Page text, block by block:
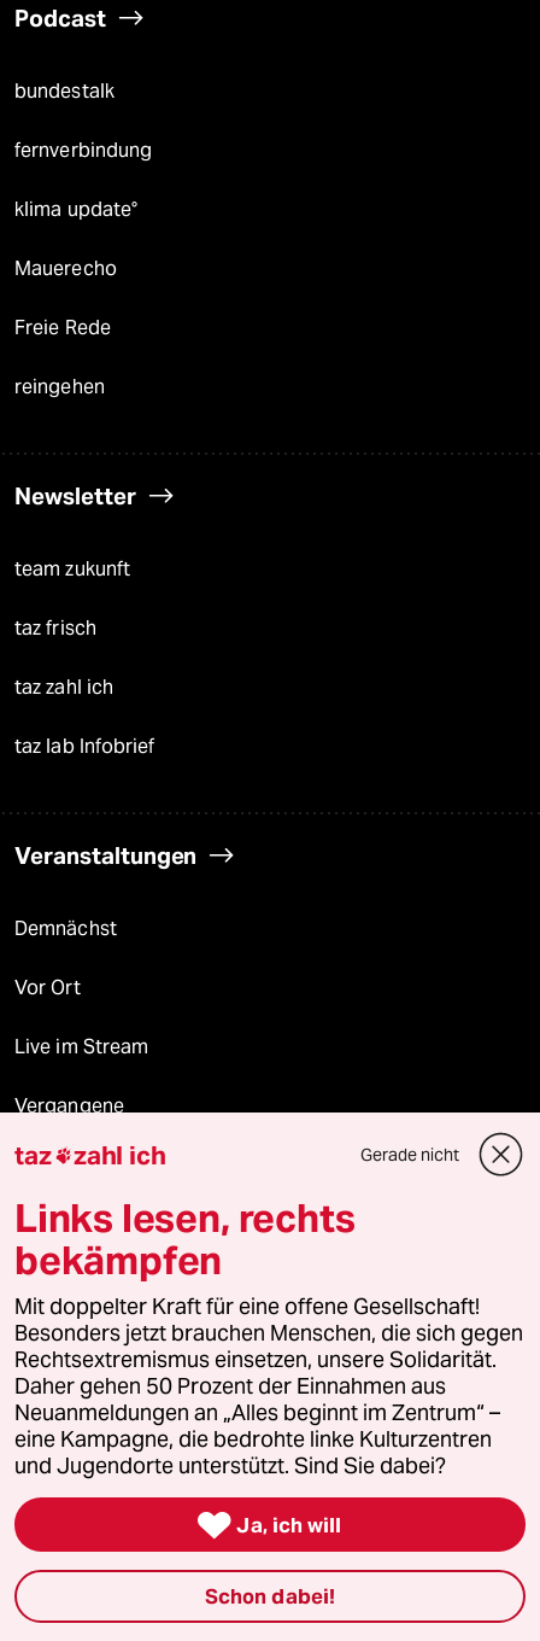
Podcast
bundestalk
fernverbindung
klima update°
Mauerecho
Freie Rede
reingehen
Newsletter
team zukunft
taz frisch
taz zahl ich
taz lab Infobrief
Veranstaltungen
Demnächst
Vor Ort
Live im Stream
Vergangene
taz lab 2027
Mehr taz Lesestoff
taz Blogs
taz FUTURZWEI
Le Monde diplomatique
taz Archiv
taz zahl ich Gerade nicht
Links lesen, rechts
bekämpfen
Mit doppelter Kraft für eine offene Gesellschaft!
Besonders jetzt brauchen Menschen, die sich gegen
Rechtsextremismus einsetzen, unsere Solidarität.
Daher gehen 50 Prozent der Einnahmen aus
Neuanmeldungen an „Alles beginnt im Zentrum“ –
eine Kampagne, die bedrohte linke Kulturzentren
und Jugendorte unterstützt. Sind Sie dabei?
 Ja, ich will
Schon dabei!